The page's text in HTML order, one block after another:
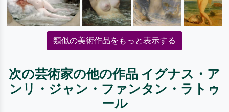
類似の美術作品をもっと表示する
次の芸術家の他の作品 イグナス・ア
ンリ・ジャン・ファンタン・ラトゥ
ール